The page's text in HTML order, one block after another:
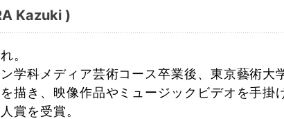
Kazuki )
。
学科メディア芸術コース卒業後、東京藝術大
描き、映像作品やミュージックビデオを手
賞を受賞。